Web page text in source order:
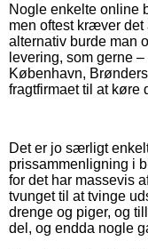
Nogle enkelte online
men oftest kræver det
alternativ burde man
levering, som gerne
København,
fragtfirmaet til at køre
Det er jo særligt
prissammenligning i
for det har massevis
tvunget til at tvinge
drenge og piger, og
del, og endda nogle